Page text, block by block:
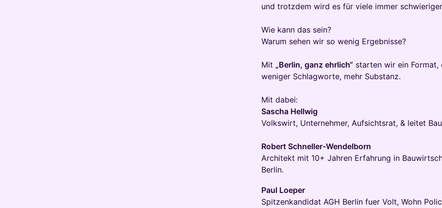
und trotzdem wird es für viele immer
Wie kann das sein?
Warum sehen wir so wenig Ergebnisse?
Mit „Berlin, ganz ehrlich“ starten wir ein Format,
weniger Schlagworte, mehr Substanz.
Mit dabei:
Sascha Hellwig
Volkswirt, Unternehmer, Aufsichtsrat, & leitet
Robert Schneller-Wendelborn
Architekt mit 10+ Jahren Erfahrung in
Berlin.
Paul Loeper
Spitzenkandidat AGH Berlin fuer Volt, Wohn